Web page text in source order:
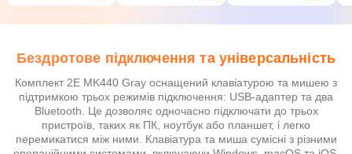
Бездротове підключення та універсальність
Комплект 2E MK440 Gray оснащений клавіатурою та мишею з
підтримкою трьох режимів підключення: USB-адаптер та два
Bluetooth. Це дозволяє одночасно підключати до трьох
пристроїв, таких як ПК, ноутбук або планшет, і легко
перемикатися між ними. Клавіатура та миша сумісні з різними